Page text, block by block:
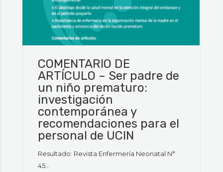
COMENTARIO DE
ARTÍCULO – Ser padre de
un niño prematuro:
investigación
contemporánea y
recomendaciones para el
personal de UCIN
Resultado: Revista Enfermería Neonatal N°
45...